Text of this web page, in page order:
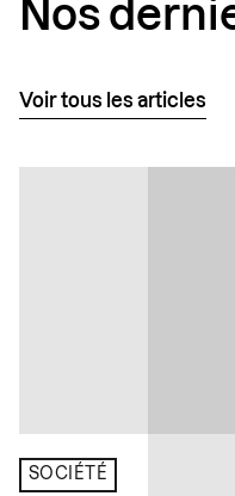
Nos
Voir tous les articles
SOCIÉTÉ